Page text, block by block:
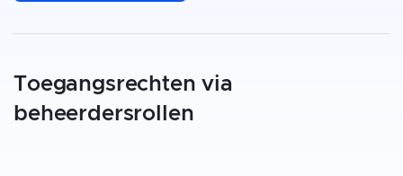
Toegangsrechten via
beheerdersrollen